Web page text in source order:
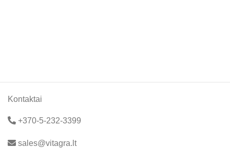
Kontaktai
+370-5-232-3399
sales@vitagra.lt